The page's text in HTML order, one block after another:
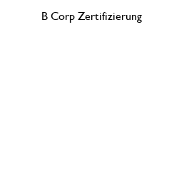
B Corp Zertifizierung